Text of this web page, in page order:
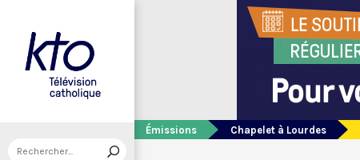
Émissions Chapelet à Lourdes